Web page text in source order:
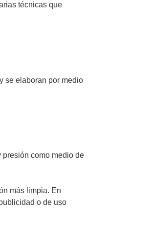
técnicas que
se elaboran por medio
como medio de
más limpia. En
o de uso